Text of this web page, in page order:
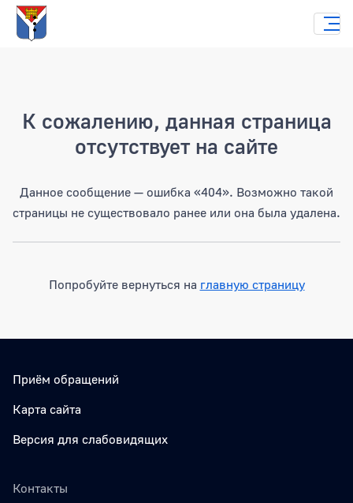
К сожалению, данная страница
отсутствует на сайте
Данное сообщение — ошибка «404». Возможно такой
страницы не существовало ранее или она была удалена.
Попробуйте вернуться на главную страницу
Приём обращений
Карта сайта
Версия для слабовидящих
Контакты